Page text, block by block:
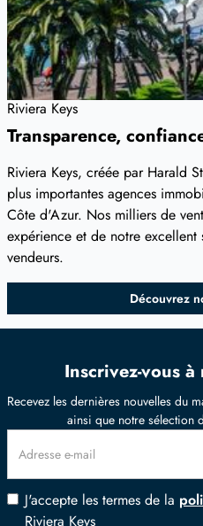
Riviera Keys
Transparence,
Riviera Keys, créée par Harald
plus importantes agences
Côte d'Azur. Nos milliers de
expérience et de notre excellent
vendeurs.
Découvrez
Inscrivez-vous
Recevez les dernières nouvelles du
ainsi que notre sélection
J'accepte les termes de la
Riviera Keys